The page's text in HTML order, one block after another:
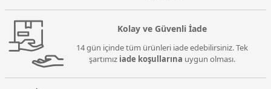
Kolay ve Güvenli İade
14 gün içinde tüm ürünleri iade edebilirsiniz. Tek
şartımız iade koşullarına uygun olması.